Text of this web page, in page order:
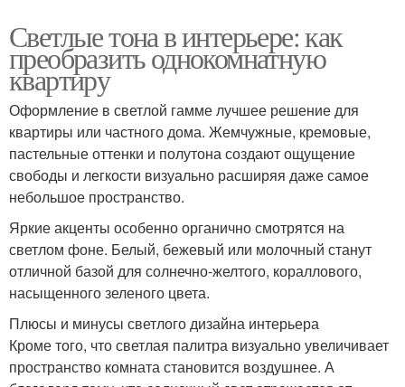
Светлые тона в интерьере: как
преобразить однокомнатную
квартиру
Оформление в светлой гамме лучшее решение для
квартиры или частного дома. Жемчужные, кремовые,
пастельные оттенки и полутона создают ощущение
свободы и легкости визуально расширяя даже самое
небольшое пространство.
Яркие акценты особенно органично смотрятся на
светлом фоне. Белый, бежевый или молочный станут
отличной базой для солнечно-желтого, кораллового,
насыщенного зеленого цвета.
Плюсы и минусы светлого дизайна интерьера
Кроме того, что светлая палитра визуально увеличивает
пространство комната становится воздушнее. А